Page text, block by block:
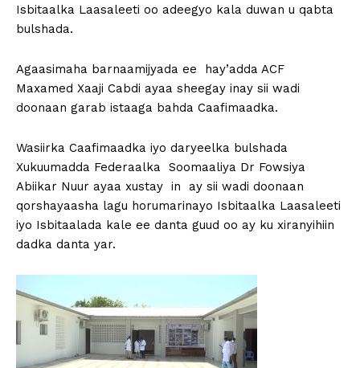
Isbitaalka Laasaleeti oo adeegyo kala duwan u qabta
bulshada.
Agaasimaha barnaamijyada ee hay’adda ACF
Maxamed Xaaji Cabdi ayaa sheegay inay sii wadi
doonaan garab istaaga bahda Caafimaadka.
Wasiirka Caafimaadka iyo daryeelka bulshada
Xukuumadda Federaalka Soomaaliya Dr Fowsiya
Abiikar Nuur ayaa xustay in ay sii wadi doonaan
qorshayaasha lagu horumarinayo Isbitaalka Laasaleeti
iyo Isbitaalada kale ee danta guud oo ay ku xiranyihiin
dadka danta yar.